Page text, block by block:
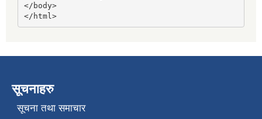
</body>
</html>
सूचनाहरु
सूचना तथा समाचार